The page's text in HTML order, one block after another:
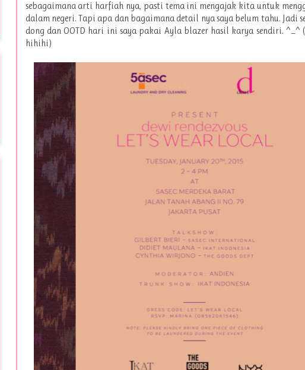
sebagaimana arti harfiah nya, pasti tema ini mengajak kita untuk
dalam negeri. Tapi apa dan bagaimana detail nya saya belum tahu. Jadi
dong dan OOTD hari ini saya pakai Ayla blazer hasil karya sendiri. ^_^
hihihi)